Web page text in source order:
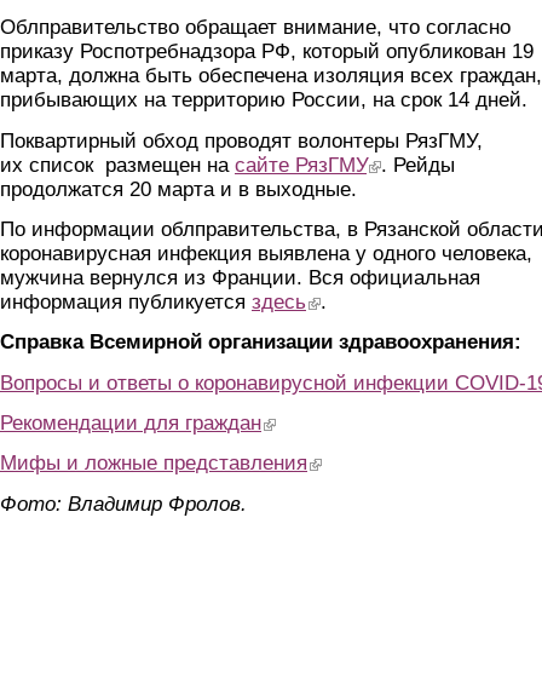
Облправительство обращает внимание, что согласно
приказу Роспотребнадзора РФ, который опубликован 19
марта, должна быть обеспечена изоляция всех граждан,
прибывающих на территорию России, на срок 14 дней.
Поквартирный обход проводят волонтеры РязГМУ,
их список размещен на сайте РязГМУ(link is external)
. Рейды
продолжатся 20 марта и в выходные.
По информации облправительства, в Рязанской
коронавирусная инфекция выявлена у одного человека,
мужчина вернулся из Франции. Вся официальная
информация публикуется здесь (link is external)
.
Справка Всемирной организации здравоохранения:
Вопросы и ответы о коронавирусной инфекции COVID-
Рекомендации для граждан(link is external)
Мифы и ложные представления (link is external)
Фото: Владимир Фролов.